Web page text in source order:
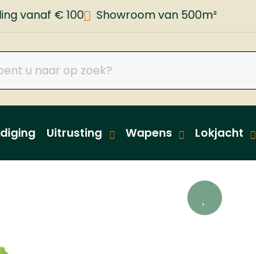
vanaf € 100 Showroom van 500m²
Uitrusting Wapens Lokjacht